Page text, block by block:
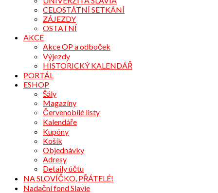
CELOSTÁTNÍ SETKÁNÍ
ZÁJEZDY
OSTATNÍ
AKCE
Akce OP a odboček
Výjezdy
HISTORICKÝ KALENDÁŘ
PORTÁL
ESHOP
Šály
Magazíny
Červenobílé listy
Kalendáře
Kupóny
Košík
Objednávky
Adresy
Detaily účtu
NA SLOVÍČKO, PŘÁTELÉ!
Nadační fond Slavie